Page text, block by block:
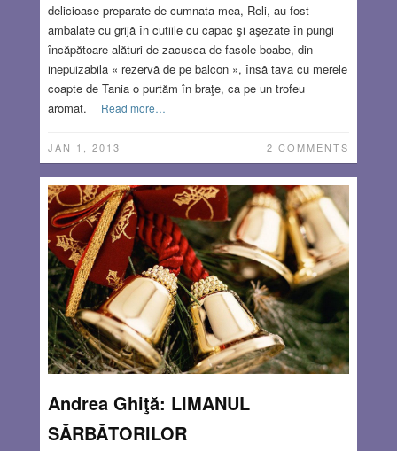
delicioase preparate de cumnata mea, Reli, au fost
ambalate cu grijă în cutiile cu capac şi aşezate în pungi
încăpătoare alături de zacusca de fasole boabe, din
inepuizabila « rezervă de pe balcon », însă tava cu merele
coapte de Tania o purtăm în braţe, ca pe un trofeu
aromat.
Read more…
JAN 1, 2013 2 COMMENTS
Andrea Ghiţă: LIMANUL
SĂRBĂTORILOR